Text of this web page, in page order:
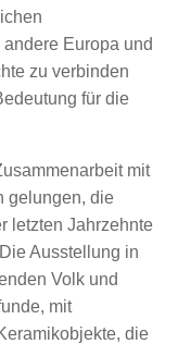
Europa und
zu verbinden
für die
mit
gelungen, die
letzten Jahrzehnte
Ausstellung in
Volk und
mit
die